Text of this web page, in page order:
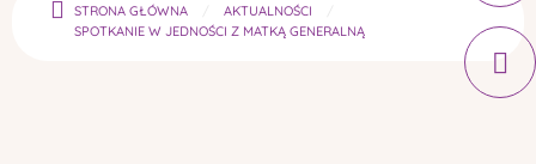
STRONA GŁÓWNA
AKTUALNOŚCI
SPOTKANIE W JEDNOŚCI Z MATKĄ GENERALNĄ